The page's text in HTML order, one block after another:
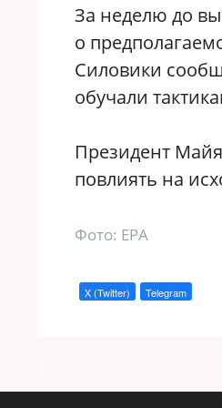
За неделю до
о
Силовики
обучали
Президент
повлиять на
Фото: EPA
X (Twitter) Telegram